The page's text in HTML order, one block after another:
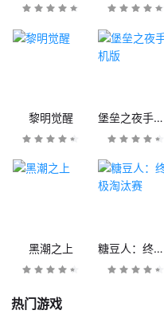
黎明觉醒 堡垒之夜手机版
黑潮之上 糖豆人：终极淘汰赛
热门游戏